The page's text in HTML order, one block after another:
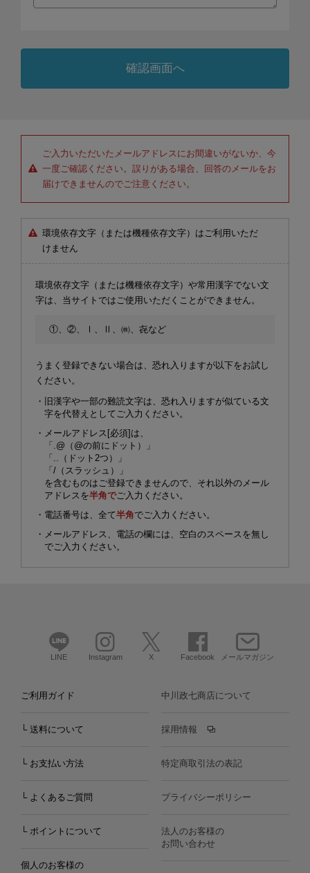
ご入力いただいたメールアドレスにお間違いがないか、今
一度ご確認ください。誤りがある場合、回答のメールをお
届けできませんのでご注意ください。
環境依存文字（または機種依存文字）はご利用いただ
けません
環境依存文字（または機種依存文字）や常用漢字でない文
字は、当サイトではご使用いただくことができません。
①、②、Ⅰ、Ⅱ、㈱、㐂など
うまく登録できない場合は、恐れ入りますが以下をお試し
ください。
・旧漢字や一部の難読文字は、恐れ入りますが似ている文
字を代替えとしてご入力ください。
・メールアドレス[必須]は、
「.@（@の前にドット）」
「..（ドット2つ）」
「/（スラッシュ）」
を含むものはご登録できませんので、それ以外のメール
アドレスを半角でご入力ください。
・電話番号は、全て半角でご入力ください。
・メールアドレス、電話の欄には、空白のスペースを無し
でご入力ください。
LINE Instagram X Facebook メールマガジン
ご利用ガイド
└ 送料について
└ お支払い方法
└ よくあるご質問
└ ポイントについて
個人のお客様の
中川政七商店について
採用情報
特定商取引法の表記
プライバシーポリシー
法人のお客様の
お問い合わせ